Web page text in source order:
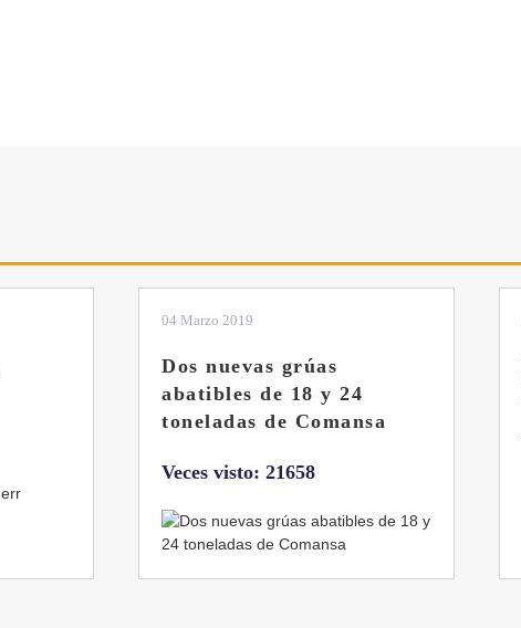
04 Marzo 2019
Dos nuevas grúas
abatibles de 18 y 24
toneladas de Comansa
Veces visto: 21658